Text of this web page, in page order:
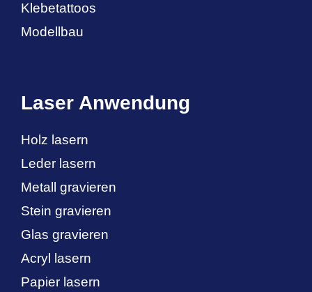
Klebetattoos
Modellbau
Laser Anwendung
Holz lasern
Leder lasern
Metall gravieren
Stein gravieren
Glas gravieren
Acryl lasern
Papier lasern